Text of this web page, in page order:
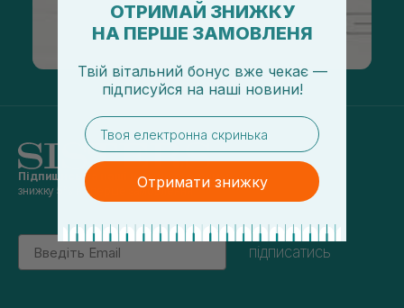
Підпишись на наші новинита отримуй
знижку 5% на перше замовлення
Email
підписатись
ОТРИМАЙ ЗНИЖКУ
НА ПЕРШЕ ЗАМОВЛЕНЯ
Твій вітальний бонус вже чекає —
підписуйся на наші новини!
email
Отримати знижку